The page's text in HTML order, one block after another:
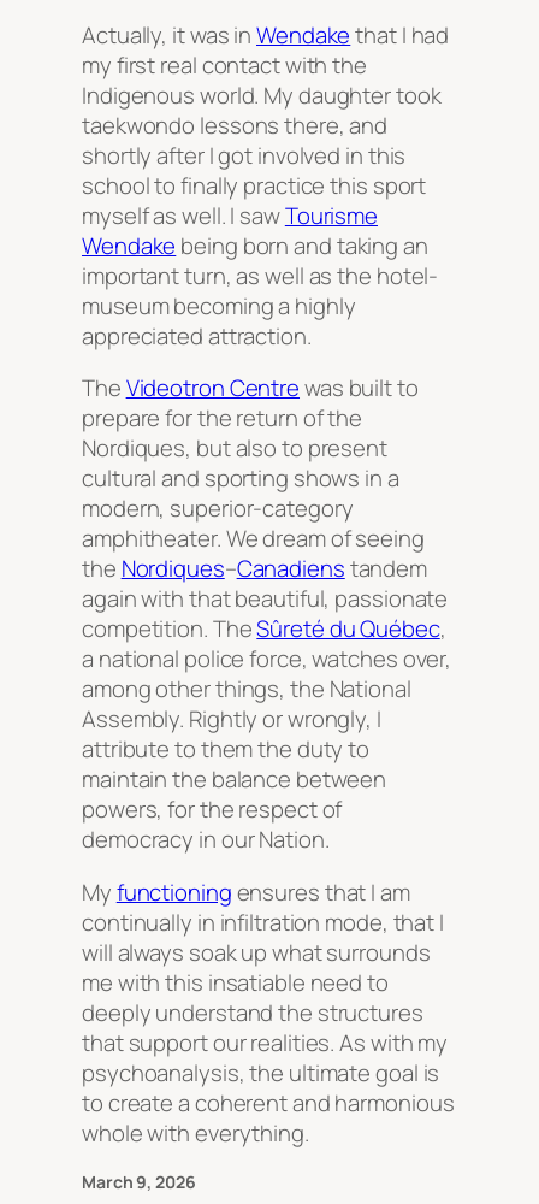
Actually, it was inWendakethat I had
my first real contact with the
Indigenous world. My daughter took
taekwondo lessons there, and
shortly after I got involved in this
school to finally practice this sport
myself as well. I sawTourisme
Wendake being born and taking an
important turn, as well as the hotel-
museum becoming a highly
appreciated attraction.
TheVideotron Centrewas built to
prepare for the return of the
Nordiques, but also to present
cultural and sporting shows in a
modern, superior-category
amphitheater. We dream of seeing
the Nordiques–Canadienstandem
again with that beautiful, passionate
competition. TheSûreté du Québec,
a national police force, watches over,
among other things, the National
Assembly. Rightly or wrongly, I
attribute to them the duty to
maintain the balance between
powers, for the respect of
democracy in our Nation.
Myfunctioningensures that I am
continually in infiltration mode, that I
will always soak up what surrounds
me with this insatiable need to
deeply understand the structures
that support our realities. As with my
psychoanalysis, the ultimate goal is
to create a coherent and harmonious
whole with everything.
March 9, 2026